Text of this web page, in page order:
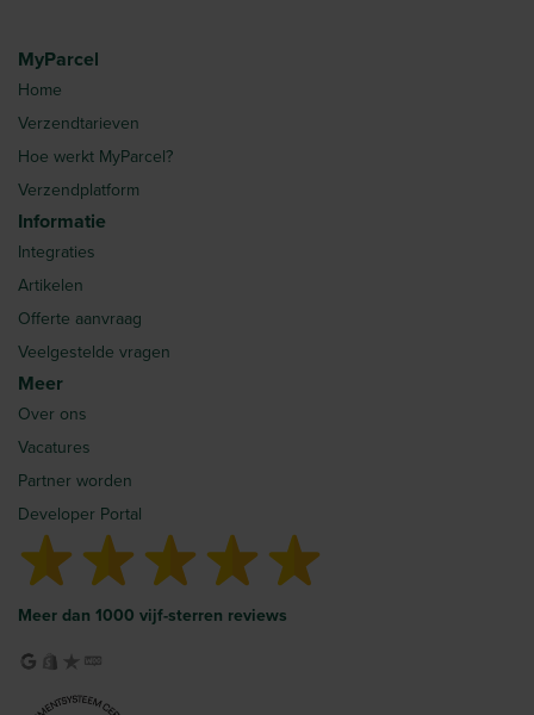
MyParcel
Home
Verzendtarieven
Hoe werkt MyParcel?
Verzendplatform
Informatie
Integraties
Artikelen
Offerte aanvraag
Veelgestelde vragen
Meer
Over ons
Vacatures
Partner worden
Developer Portal
Meer dan 1000 vijf-sterren reviews